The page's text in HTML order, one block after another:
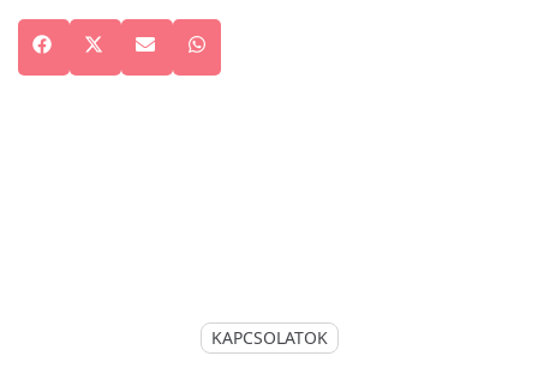
Share
on
Facebook
Share
on
(Twitter)
Share
on
Email
on
KAPCSOLATOK